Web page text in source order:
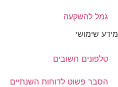
גמל להשקעה
מידע שימושי
טלפונים חשובים
הסבר פשוט לדוחות השנתיים